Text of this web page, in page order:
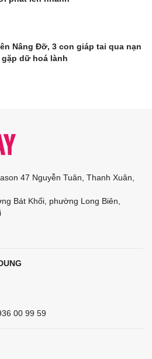
Nâng Đỡ, 3 con giáp tai qua nạn
gặp dữ hoá lành
47 Nguyễn Tuân, Thanh Xuân,
Bát Khối, phường Long Biên,
00 99 59